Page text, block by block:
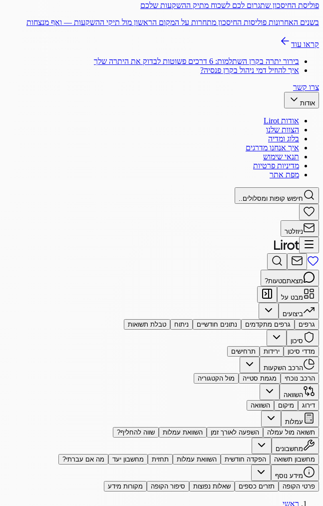
פוליסת החיסכון שתגרום לכם לשכוח מתיק ההשקעות שלכם
בשנים האחרונות פוליסות החיסכון מתחרות על המקום הראשון מול תיקי ההשקעות — ואף מנצחות
קראו עוד
בירור יתרה בקרן השתלמות: 6 דרכים פשוטות לבדוק את היתרה שלך
איך להוזיל דמי ניהול בקרן פנסיה?
צרו קשר
אודות
אודות Lirot
הצוות שלנו
בלוג ומדיה
איך אנחנו מדרגים
תנאי שימוש
מדיניות פרטיות
מפת אתר
חיפוש קופות ומסלולים..
ניוזלטר
מצאתםטעות?
מבט על
ביצועים
גרפים
גרפים מתקדמים נתונים חודשיים ניתוח טבלת תשואות
סיכון
מדדי סיכון
ירידות תרחישים
הרכב השקעות
הרכב נוכחי
מגמת סטייה מול הקטגוריה
השוואה
דירוג
מיקום השוואה
עמלות
תשואה מול עמלה
השפעה לאורך זמן השוואת עמלות שווה להחליף?
מחשבונים
מחשבון תשואה
הפקדה חודשית השוואת עמלות תחזית מחשבון יעד מה אם עברתי?
מידע נוסף
פרטי הקופה
תזרים כספים שאלות נפוצות סיפור הקופה מקורות מידע
ראשי